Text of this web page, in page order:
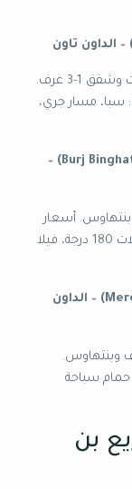
برج 66 طابقًا قريب من برج خليفة، مع استوديوهات وشقق 1-3 غرف.
خطة 60/40. مميزات: سبا، مسار جري،
(Burj Binghatti Jacob & Co) –
طابق، مع شقق 2-6 غرف وبنتهاوس. أسعار
من 2.36 مليون دولار، تسليم 2026. مميزات: إطلالات 180 درجة، فيلا
(Mercedes-Benz Places) – الداون
بتعاون مرسيدس بنز، شقق 2-4 غرف وبنتهاوس.
خطة 70/30. مميزات: حمام سباحة
بن